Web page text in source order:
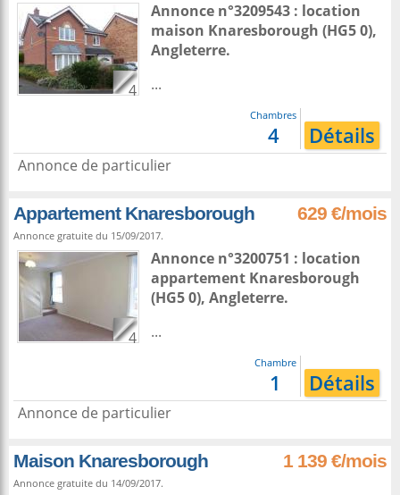
4
Annonce n°3209543 : location
maison Knaresborough (HG5 0),
Angleterre.
...
Chambres
4 Détails
Annonce de particulier
Appartement Knaresborough 629 €/mois
Annonce gratuite du 15/09/2017.
4
Annonce n°3200751 : location
appartement Knaresborough
(HG5 0), Angleterre.
...
Chambre
1 Détails
Annonce de particulier
Maison Knaresborough 1 139 €/mois
Annonce gratuite du 14/09/2017.